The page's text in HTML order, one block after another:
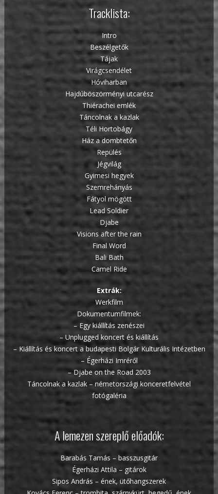
Tracklista:
Intro
Beszélgetők
Tájak
Virágcsendélet
Hóviharban
Hajdúböszörményi utcarész
Thiérachei emlék
Táncolnak a kazlak
Téli Hortobágy
Ház a dombtetőn
Repülés
Jégvilág
Gyimesi hegyek
Szemrehányás
Fátyol mögött
Lead Soldier
Djabe
Visions after the rain
Final Word
Bali Bath
Camel Ride
Extrák:
Werkfilm
Dokumentumfilmek:
– Egy kiállítás zenészei
– Unplugged koncert és kiállítás
– Kiállítás és koncert a budapesti Bolgár Kulturális Intézetben
– Égerházi Imréről
– Djabe on the Road 2003
Táncolnak a kazlak – németországi konceretfelvétel
fotógaléria
A lemezen szereplő előadók:
Barabás Tamás – basszusgitár
Égerházi Attila – gitárok
Sipos András – ének, ütőhangszerek